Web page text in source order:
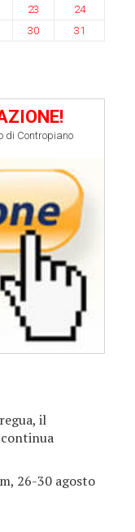
23
24
30 31
di Contropiano
il
26-30 agosto